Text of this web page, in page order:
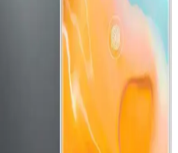
Dikkat Edilmesi
Analizi
fiyatlarıyla tercih edilir, ancak güvenilir
Performans, batarya ve piyasa
güvenli alışveriş yapın.
Aksesuar Satışında
Rehberi
abiye ve portföy çantası satarken güvenlik
Doğru bilgiler ve dikkatli alışveriş
yapın.